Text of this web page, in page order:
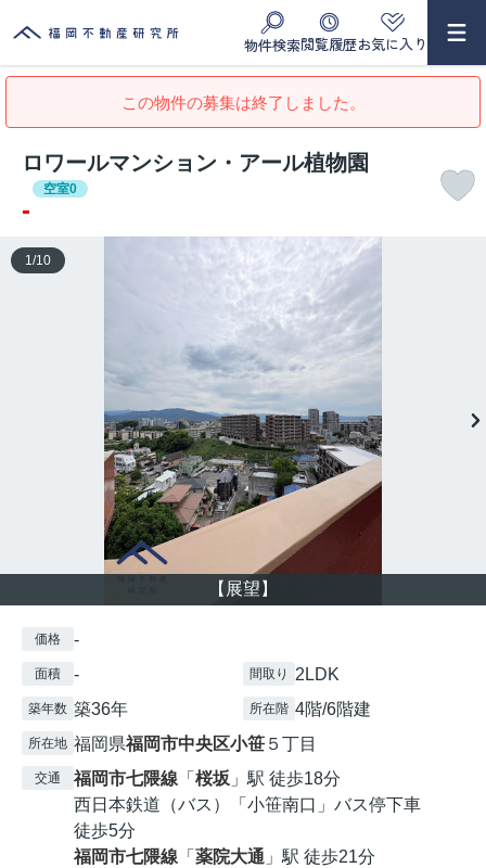
物件検索閲覧履歴お気に入り
この物件の募集は終了しました。
ロワールマンション・アール植物園
空室0
-
【展望】
1 /10
価格 -
面積 - 間取り 2LDK
築年数 築36年 所在階 4階/6階建
所在地 福岡県福岡市中央区小笹 ５丁目
交通 福岡市七隈線 「 桜坂 」駅 徒歩18分
西日本鉄道（バス）「小笹南口」バス停下車
徒歩5分
福岡市七隈線 「 薬院大通 」駅 徒歩21分